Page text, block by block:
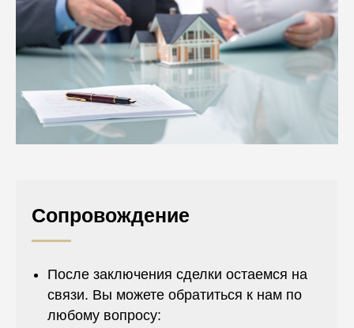
Сопровождение
После заключения сделки остаемся на
связи. Вы можете обратиться к нам по
любому вопросу: